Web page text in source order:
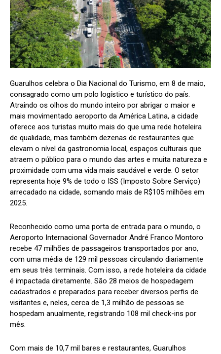
Guarulhos celebra o Dia Nacional do Turismo, em 8 de maio,
consagrado como um polo logístico e turístico do país.
Atraindo os olhos do mundo inteiro por abrigar o maior e
mais movimentado aeroporto da América Latina, a cidade
oferece aos turistas muito mais do que uma rede hoteleira
de qualidade, mas também dezenas de restaurantes que
elevam o nível da gastronomia local, espaços culturais que
atraem o público para o mundo das artes e muita natureza e
proximidade com uma vida mais saudável e verde. O setor
representa hoje 9% de todo o ISS (Imposto Sobre Serviço)
arrecadado na cidade, somando mais de R$105 milhões em
2025.
Reconhecido como uma porta de entrada para o mundo, o
Aeroporto Internacional Governador André Franco Montoro
recebe 47 milhões de passageiros transportados por ano,
com uma média de 129 mil pessoas circulando diariamente
em seus três terminais. Com isso, a rede hoteleira da cidade
é impactada diretamente. São 28 meios de hospedagem
cadastrados e preparados para receber diversos perfis de
visitantes e, neles, cerca de 1,3 milhão de pessoas se
hospedam anualmente, registrando 108 mil check-ins por
mês.
Com mais de 10,7 mil bares e restaurantes, Guarulhos